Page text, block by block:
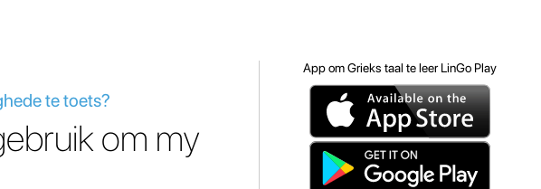
te toets?
om my
App om Grieks taal te leer LinGo Play